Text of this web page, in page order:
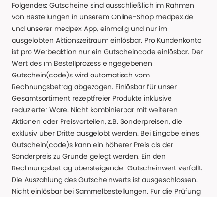
Folgendes: Gutscheine sind ausschließlich im Rahmen
von Bestellungen in unserem Online-Shop medpex.de
und unserer medpex App, einmalig und nur im
ausgelobten Aktionszeitraum einlösbar. Pro Kundenkonto
ist pro Werbeaktion nur ein Gutscheincode einlösbar. Der
Wert des im Bestellprozess eingegebenen
Gutschein(code)s wird automatisch vom
Rechnungsbetrag abgezogen. Einlösbar für unser
Gesamtsortiment rezeptfreier Produkte inklusive
reduzierter Ware. Nicht kombinierbar mit weiteren
Aktionen oder Preisvorteilen, z.B. Sonderpreisen, die
exklusiv über Dritte ausgelobt werden. Bei Eingabe eines
Gutschein(code)s kann ein höherer Preis als der
Sonderpreis zu Grunde gelegt werden. Ein den
Rechnungsbetrag übersteigender Gutscheinwert verfällt.
Die Auszahlung des Gutscheinwerts ist ausgeschlossen.
Nicht einlösbar bei Sammelbestellungen. Für die Prüfung